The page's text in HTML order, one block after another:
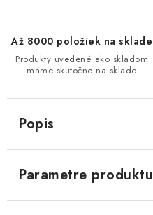
Až 8000 položiek na sklade
Produkty uvedené ako skladom
máme skutočne na sklade
Popis
Parametre produktu